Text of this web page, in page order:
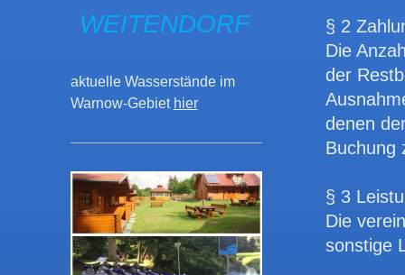
Yves Piehl Kanu –
Yves Piehl Kanu –
§ 2
Die
der
denen
Buchung
§ 3
Die
sonstige
WEITENDORF
aktuelle Wasserstände im
Warnow-Gebiet hier